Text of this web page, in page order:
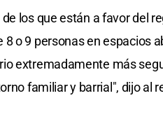
los que están a favor del
8 o 9 personas en espacios
extremadamente más
familiar y barrial", dijo al